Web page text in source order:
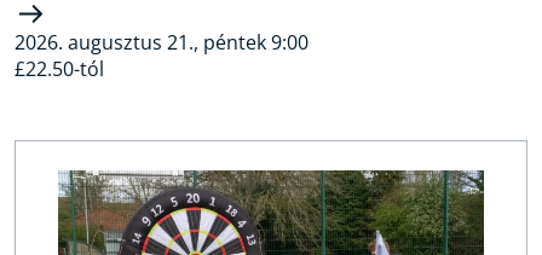
2026. augusztus 21., péntek 9:00
£22.50-tól